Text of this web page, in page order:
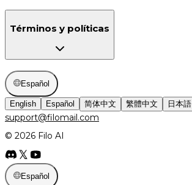
Términos y políticas
Español
English Español 简体中文 繁體中文 日本語
support@filomail.com
© 2026 Filo AI
Español